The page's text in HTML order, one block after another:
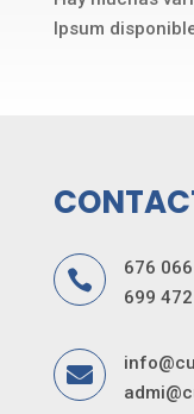
Ipsum

676
699
